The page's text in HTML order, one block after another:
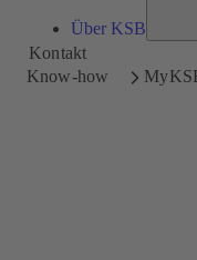
Über KSB
Kontakt
Know-how